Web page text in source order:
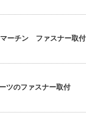
ーチン ファスナー取付
ツのファスナー取付